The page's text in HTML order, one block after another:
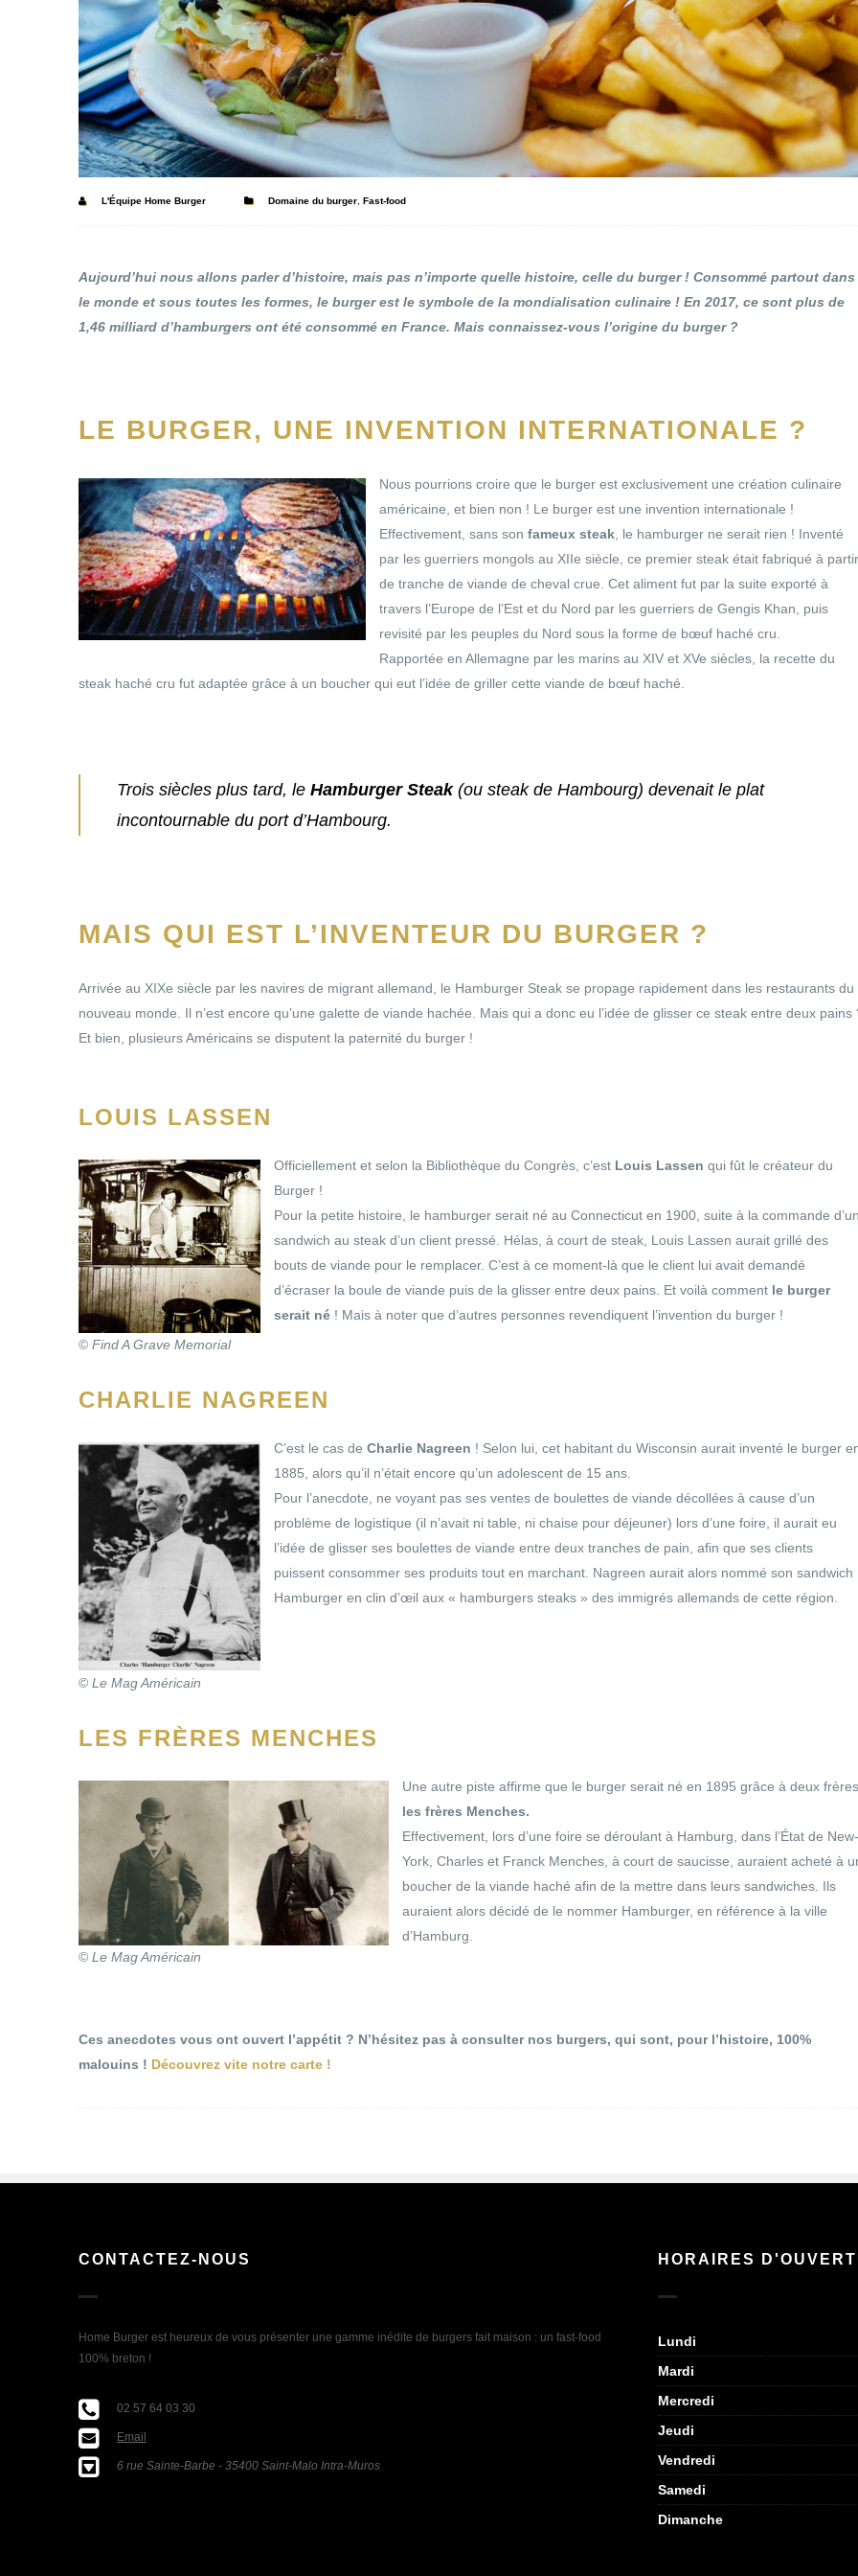
L'Équipe Home Burger Domaine du burger, Fast-food
Aujourd’hui nous allons parler d’histoire, mais pas n’importe quelle histoire, celle du burger ! Consommé partout dans
le monde et sous toutes les formes, le burger est le symbole de la mondialisation culinaire ! En 2017, ce sont plus de
1,46 milliard d’hamburgers ont été consommé en France. Mais connaissez-vous l’origine du burger ?
LE BURGER, UNE INVENTION INTERNATIONALE ?
Nous pourrions croire que le burger est exclusivement une création culinaire
américaine, et bien non ! Le burger est une invention internationale !
Effectivement, sans son fameux steak, le hamburger ne serait rien ! Inventé
par les guerriers mongols au XIIe siècle, ce premier steak était fabriqué à partir
de tranche de viande de cheval crue. Cet aliment fut par la suite exporté à
travers l’Europe de l’Est et du Nord par les guerriers de Gengis Khan, puis
revisité par les peuples du Nord sous la forme de bœuf haché cru.
Rapportée en Allemagne par les marins au XIV et XVe siècles, la recette du
steak haché cru fut adaptée grâce à un boucher qui eut l’idée de griller cette viande de bœuf haché.
Trois siècles plus tard, le Hamburger Steak(ou steak de Hambourg) devenait le plat
incontournable du port d’Hambourg.
MAIS QUI EST L’INVENTEUR DU BURGER ?
Arrivée au XIXe siècle par les navires de migrant allemand, le Hamburger Steak se propage rapidement dans les restaurants du
nouveau monde. Il n’est encore qu’une galette de viande hachée. Mais qui a donc eu l’idée de glisser ce steak entre deux pains
Et bien, plusieurs Américains se disputent la paternité du burger !
LOUIS LASSEN
© Find A Grave Memorial
Officiellement et selon la Bibliothèque du Congrès, c’est Louis Lassen qui fût le créateur du
Burger !
Pour la petite histoire, le hamburger serait né au Connecticut en 1900, suite à la commande
sandwich au steak d’un client pressé. Hélas, à court de steak, Louis Lassen aurait grillé des
bouts de viande pour le remplacer. C’est à ce moment-là que le client lui avait demandé
d’écraser la boule de viande puis de la glisser entre deux pains. Et voilà comment le burger
serait né ! Mais à noter que d’autres personnes revendiquent l’invention du burger !
CHARLIE NAGREEN
© Le Mag Américain
C’est le cas de Charlie Nagreen ! Selon lui, cet habitant du Wisconsin aurait inventé le burger
1885, alors qu’il n’était encore qu’un adolescent de 15 ans.
Pour l’anecdote, ne voyant pas ses ventes de boulettes de viande décollées à cause d’un
problème de logistique (il n’avait ni table, ni chaise pour déjeuner) lors d’une foire, il aurait eu
l’idée de glisser ses boulettes de viande entre deux tranches de pain, afin que ses clients
puissent consommer ses produits tout en marchant. Nagreen aurait alors nommé son sandwich
Hamburger en clin d’œil aux « hamburgers steaks » des immigrés allemands de cette région.
LES FRÈRES MENCHES
© Le Mag Américain
Une autre piste affirme que le burger serait né en 1895 grâce à deux
les frères Menches.
Effectivement, lors d’une foire se déroulant à Hamburg, dans l’État de New-
York, Charles et Franck Menches, à court de saucisse, auraient acheté à
boucher de la viande haché afin de la mettre dans leurs sandwiches. Ils
auraient alors décidé de le nommer Hamburger, en référence à la ville
d’Hamburg.
Ces anecdotes vous ont ouvert l’appétit ? N’hésitez pas à consulter nos burgers, qui sont, pour l’histoire, 100%
malouins ! Découvrez vite notre carte !
CONTACTEZ-NOUS
Home Burger est heureux de vous présenter une gamme inédite de burgers fait maison : un fast-food
100% breton !
02 57 64 03 30
Email
6 rue Sainte-Barbe - 35400 Saint-Malo Intra-Muros
HORAIRES
Lundi
Mardi
Mercredi
Jeudi
Vendredi
Samedi
Dimanche